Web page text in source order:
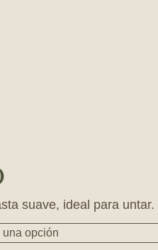
suave, ideal para untar.